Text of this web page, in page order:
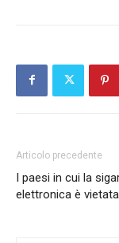
Articolo precedente
I paesi in cui la
elettronica è